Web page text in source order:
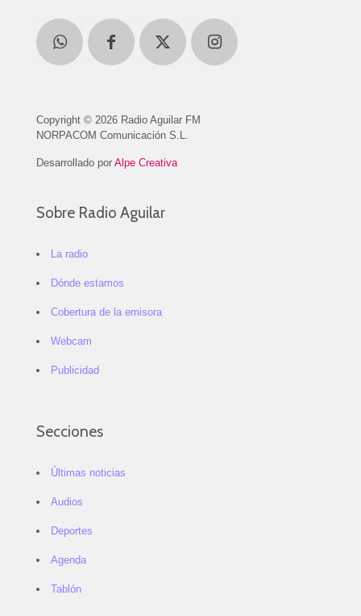
Copyright © 2026 Radio Aguilar FM
NORPACOM Comunicación S.L.
Desarrollado por Alpe Creativa
Sobre Radio Aguilar
La radio
Dónde estamos
Cobertura de la emisora
Webcam
Publicidad
Secciones
Últimas noticias
Audios
Deportes
Agenda
Tablón